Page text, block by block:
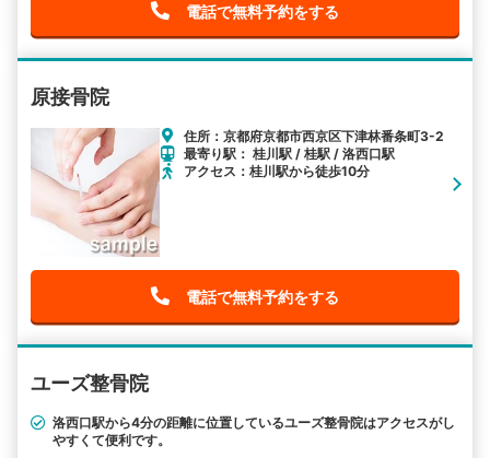
電話で無料予約をする
原接骨院
住所：京都府京都市西京区下津林番条町3-2
最寄り駅： 桂川駅 / 桂駅 / 洛西口駅
アクセス：桂川駅から徒歩10分
電話で無料予約をする
ユーズ整骨院
洛西口駅から4分の距離に位置しているユーズ整骨院はアクセスがし
やすくて便利です。